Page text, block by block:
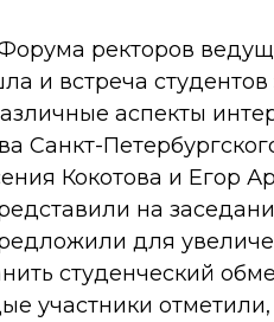
ректоров
и встреча
аспекты
Санкт-
Кокотова и Егор
на
для
студенческий
участники